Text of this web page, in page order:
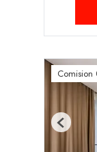
Comision
Previous